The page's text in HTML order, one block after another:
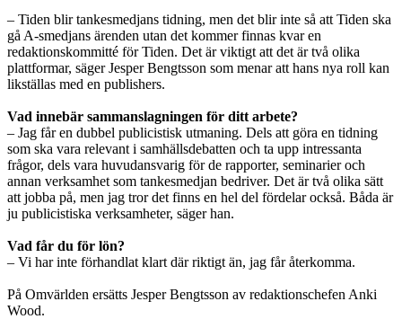
– Tiden blir tankesmedjans tidning, men det blir inte så att Tiden ska
gå A-smedjans ärenden utan det kommer finnas kvar en
redaktionskommitté för Tiden. Det är viktigt att det är två olika
plattformar, säger Jesper Bengtsson som menar att hans nya roll kan
likställas med en publishers.
Vad innebär sammanslagningen för ditt arbete?
– Jag får en dubbel publicistisk utmaning. Dels att göra en tidning
som ska vara relevant i samhällsdebatten och ta upp intressanta
frågor, dels vara huvudansvarig för de rapporter, seminarier och
annan verksamhet som tankesmedjan bedriver. Det är två olika sätt
att jobba på, men jag tror det finns en hel del fördelar också. Båda är
ju publicistiska verksamheter, säger han.
Vad får du för lön?
– Vi har inte förhandlat klart där riktigt än, jag får återkomma.
På Omvärlden ersätts Jesper Bengtsson av redaktionschefen Anki
Wood.